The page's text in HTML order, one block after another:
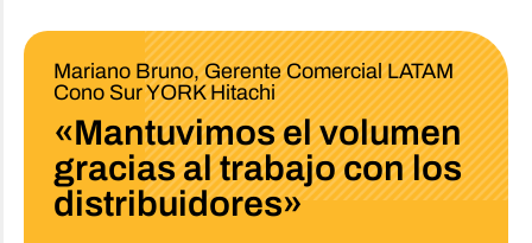
Mariano Bruno, Gerente Comercial LATAM
Cono Sur YORK Hitachi
«Mantuvimos el volumen
gracias al trabajo con los
distribuidores»